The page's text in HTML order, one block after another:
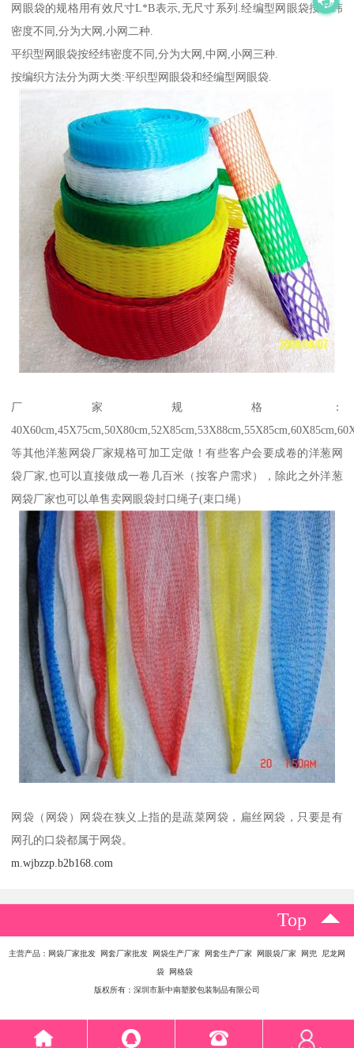
网眼袋的规格用有效尺寸L*B表示,无尺寸系列.经编型网眼袋按经纬
密度不同,分为大网,小网二种.
平织型网眼袋按经纬密度不同,分为大网,中网,小网三种.
按编织方法分为两大类:平织型网眼袋和经编型网眼袋.
厂家规格：
等其他洋葱网袋厂家规格可加工定做！有‪些客户会要成卷的洋葱网
袋厂家,也可以直接做成一卷几百米（按客户需求），除此之外洋葱
网袋厂家也可以单售卖网眼袋封口绳子(束口绳）
网袋（网袋）网袋在狭义上指的是蔬菜网袋，扁丝网袋，只要是有
网孔的口袋都属于网袋。
m.wjbzzp.b2b168.com
Top
主营产品：网袋厂家批发 网套厂家批发 网袋生产厂家 网套生产厂家 网眼袋厂家 网兜 尼龙网
袋 网格袋
版权所有：深圳市新中南塑胶包装制品有限公司